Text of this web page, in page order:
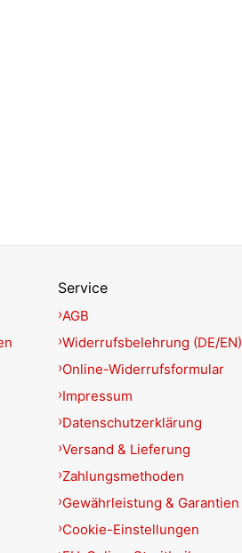
Service
AGB
Widerrufsbelehrung (DE/EN)
Online-Widerrufsformular
Impressum
Datenschutzerklärung
Versand & Lieferung
Zahlungsmethoden
Gewährleistung & Garantien
Cookie-Einstellungen